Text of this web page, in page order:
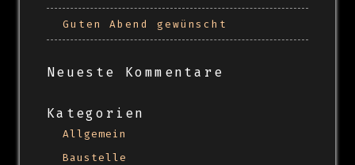
Guten Abend gewünscht
Neueste Kommentare
Kategorien
Allgemein
Baustelle